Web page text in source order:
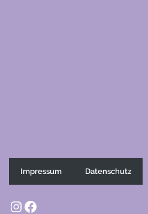
Impressum Datenschutz
Instagram
Facebook